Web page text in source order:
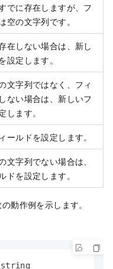
でに存在しますが、フ
空の文字列です。
在しない場合は、新し
設定します。
文字列ではなく、フィ
ない場合は、新しいフ
します。
ールドを設定します。
文字列でない場合は、
ドを設定します。
動作例を示します。